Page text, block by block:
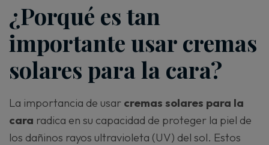
¿Porqué es tan
importante usar cremas
solares para la cara?
La importancia de usar cremas solares para la
cara radica en su capacidad de proteger la piel de
los dañinos rayos ultravioleta (UV) del sol. Estos